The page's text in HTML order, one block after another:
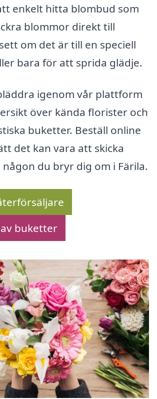
enkelt hitta blombud som
blommor direkt till
om det är till en speciell
bara för att sprida glädje.
igenom vår plattform
över kända florister och
buketter. Beställ online
det kan vara att skicka
du bryr dig om i Färila.
buketter